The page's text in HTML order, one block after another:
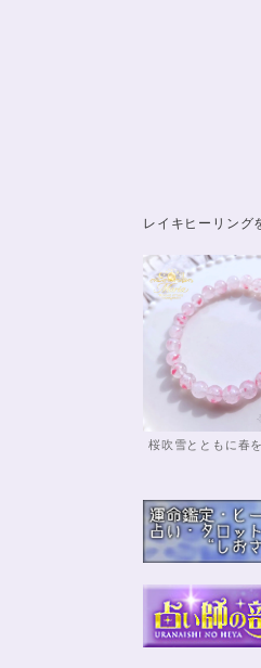
レイキヒーリング
桜吹雪とともに春